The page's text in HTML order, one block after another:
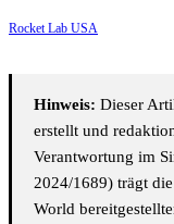
Rocket Lab USA
Hinweis: Dieser
erstellt und
Verantwortung im
2024/1689) trägt die
World